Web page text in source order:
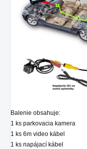
Balenie obsahuje:
1 ks parkovacia kamera
1 ks 6m video kábel
1 ks napájací kábel